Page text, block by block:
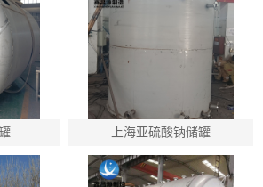
上海亚硫酸钠储罐